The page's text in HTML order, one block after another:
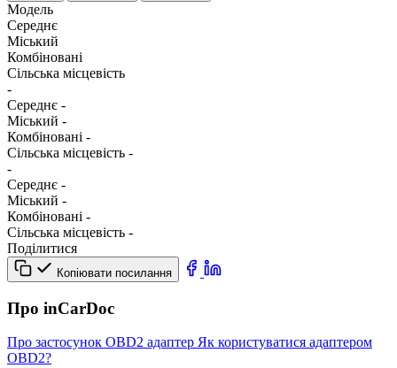
Модель
Середнє
Міський
Комбіновані
Сільська місцевість
-
Середнє -
Міський -
Комбіновані -
Сільська місцевість -
-
Середнє -
Міський -
Комбіновані -
Сільська місцевість -
Поділитися
Копіювати посилання
Про inCarDoc
Про застосунок OBD2 адаптер Як користуватися адаптером
OBD2?